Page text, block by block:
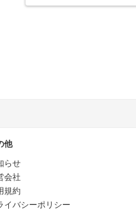
他
らせ
会社
規約
イバシーポリシー